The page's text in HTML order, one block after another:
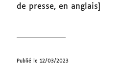
de presse, en anglais]
Publié le 12/03/2023